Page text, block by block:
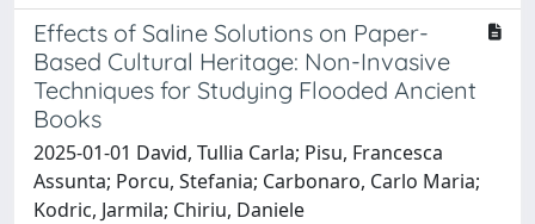
Effects of Saline Solutions on Paper-
Based Cultural Heritage: Non-Invasive
Techniques for Studying Flooded Ancient
Books
2025-01-01 David, Tullia Carla; Pisu, Francesca
Assunta; Porcu, Stefania; Carbonaro, Carlo Maria;
Kodric, Jarmila; Chiriu, Daniele